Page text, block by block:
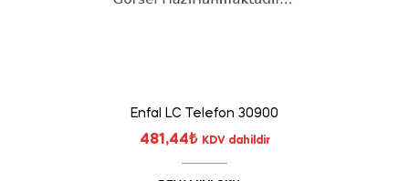
Enfal LC Telefon 30900
481,44₺ KDV dahildir